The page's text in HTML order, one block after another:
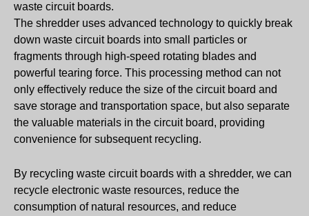
waste circuit boards.
The shredder uses advanced technology to quickly break
down waste circuit boards into small particles or
fragments through high-speed rotating blades and
powerful tearing force. This processing method can not
only effectively reduce the size of the circuit board and
save storage and transportation space, but also separate
the valuable materials in the circuit board, providing
convenience for subsequent recycling.
By recycling waste circuit boards with a shredder, we can
recycle electronic waste resources, reduce the
consumption of natural resources, and reduce